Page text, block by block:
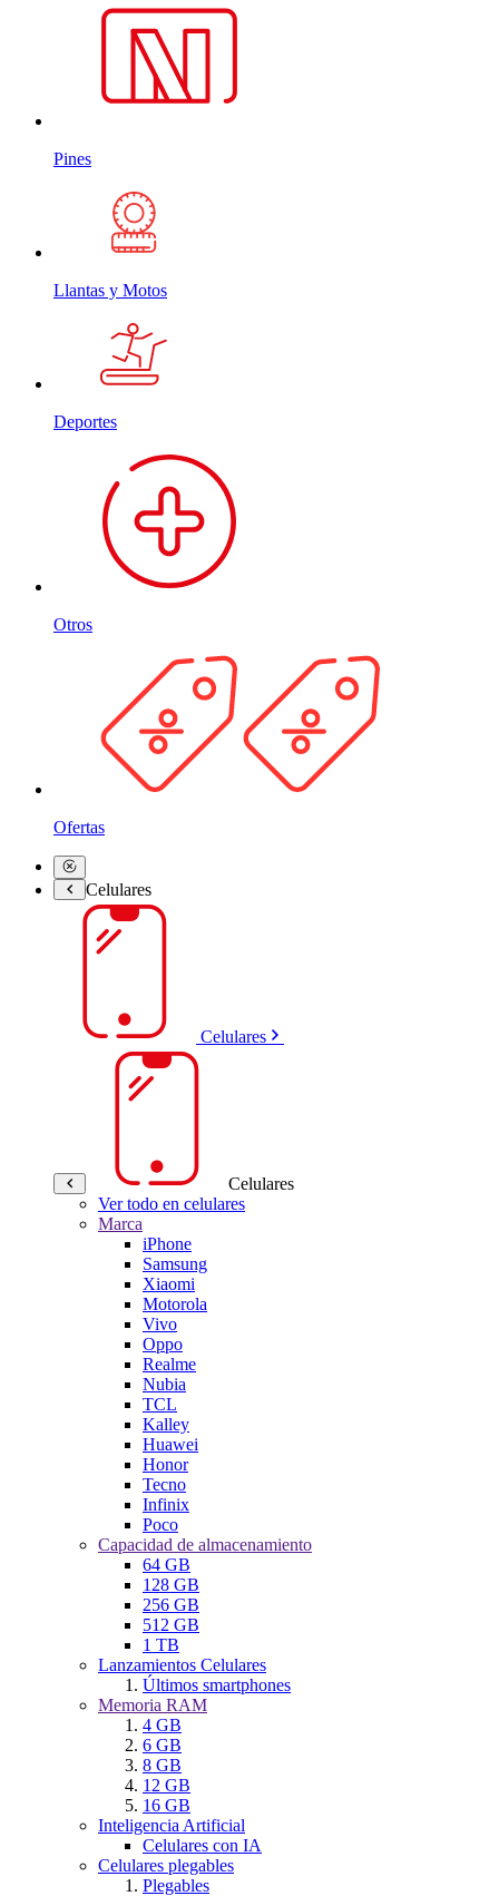
Pines
Llantas y Motos
Deportes
Otros
Ofertas
Celulares
Celulares
Celulares
Ver todo en celulares
Marca
iPhone
Samsung
Xiaomi
Motorola
Vivo
Oppo
Realme
Nubia
TCL
Kalley
Huawei
Honor
Tecno
Infinix
Poco
Capacidad de almacenamiento
64 GB
128 GB
256 GB
512 GB
1 TB
Lanzamientos Celulares
Últimos smartphones
Memoria RAM
4 GB
6 GB
8 GB
12 GB
16 GB
Inteligencia Artificial
Celulares con IA
Celulares plegables
Plegables